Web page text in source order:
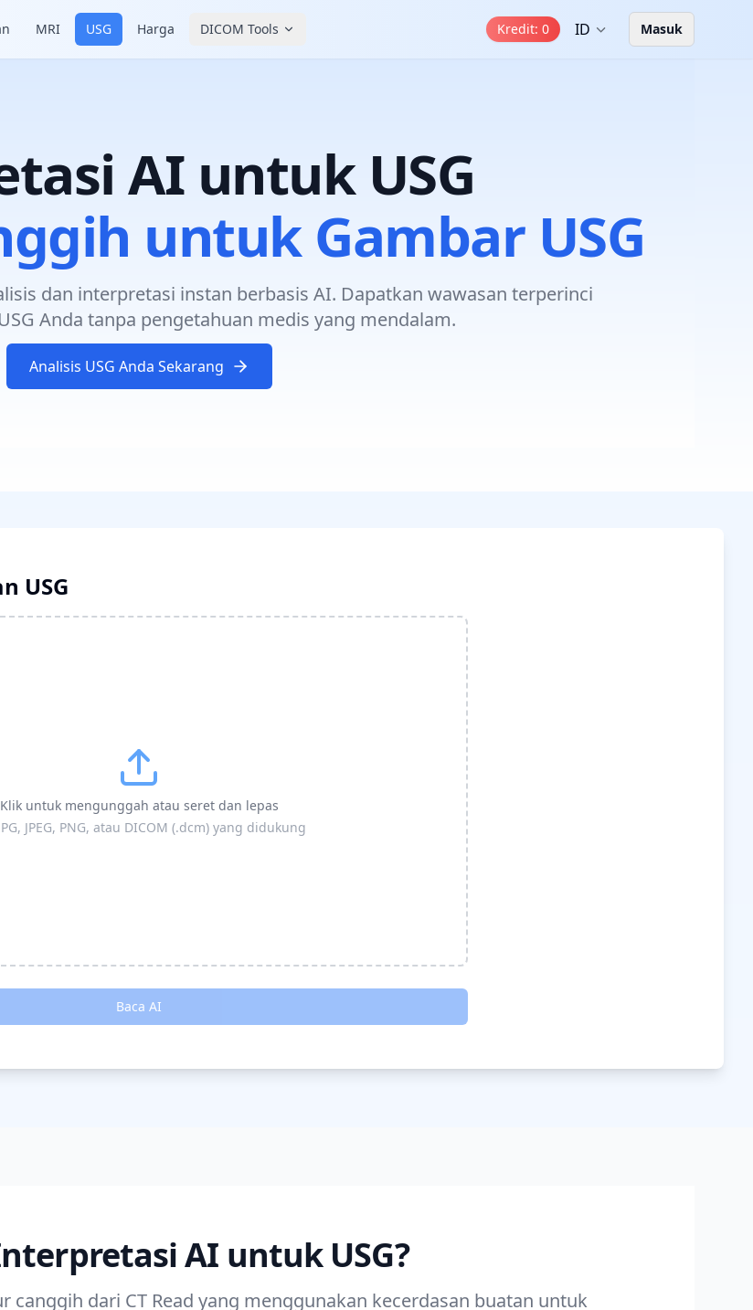
MRI USG Harga DICOM Tools Kredit: 0 ID Masuk
AI untuk USG
untuk Gambar USG
dan interpretasi instan berbasis AI. Dapatkan wawasan terperinci
Anda tanpa pengetahuan medis yang mendalam.
Analisis USG Anda Sekarang
USG
Klik untuk mengunggah atau seret dan lepas
JPEG, PNG, atau DICOM (.dcm) yang didukung
Baca AI
AI untuk USG?
dari CT Read yang menggunakan kecerdasan buatan untuk